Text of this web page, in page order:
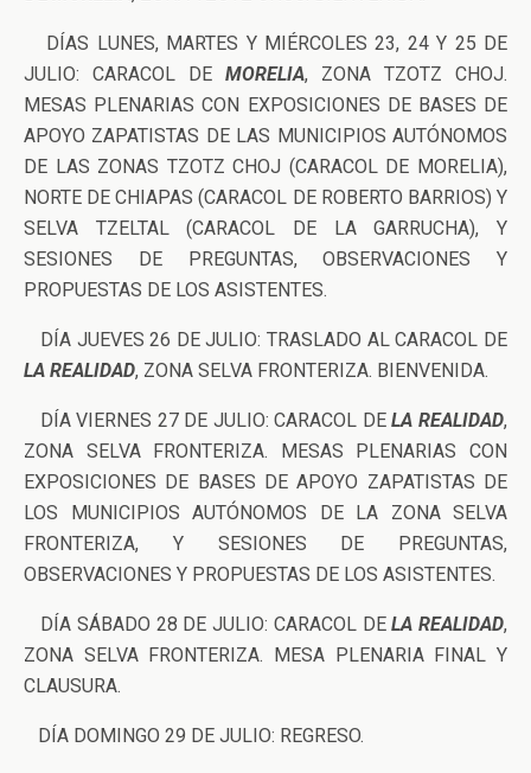
DÍAS LUNES, MARTES Y MIÉRCOLES 23, 24 Y 25 DE
JULIO: CARACOL DE MORELIA, ZONA TZOTZ CHOJ.
MESAS PLENARIAS CON EXPOSICIONES DE BASES DE
APOYO ZAPATISTAS DE LAS MUNICIPIOS AUTÓNOMOS
DE LAS ZONAS TZOTZ CHOJ (CARACOL DE MORELIA),
NORTE DE CHIAPAS (CARACOL DE ROBERTO BARRIOS) Y
SELVA TZELTAL (CARACOL DE LA GARRUCHA), Y
SESIONES DE PREGUNTAS, OBSERVACIONES Y
PROPUESTAS DE LOS ASISTENTES.
DÍA JUEVES 26 DE JULIO: TRASLADO AL CARACOL DE
LA REALIDAD, ZONA SELVA FRONTERIZA. BIENVENIDA.
DÍA VIERNES 27 DE JULIO: CARACOL DELA REALIDAD,
ZONA SELVA FRONTERIZA. MESAS PLENARIAS CON
EXPOSICIONES DE BASES DE APOYO ZAPATISTAS DE
LOS MUNICIPIOS AUTÓNOMOS DE LA ZONA SELVA
FRONTERIZA, Y SESIONES DE PREGUNTAS,
OBSERVACIONES Y PROPUESTAS DE LOS ASISTENTES.
DÍA SÁBADO 28 DE JULIO: CARACOL DELA REALIDAD,
ZONA SELVA FRONTERIZA. MESA PLENARIA FINAL Y
CLAUSURA.
DÍA DOMINGO 29 DE JULIO: REGRESO.